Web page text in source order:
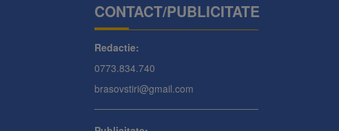
CONTACT/PUBLICITATE
Redactie:
0773.834.740
brasovstiri@gmail.com